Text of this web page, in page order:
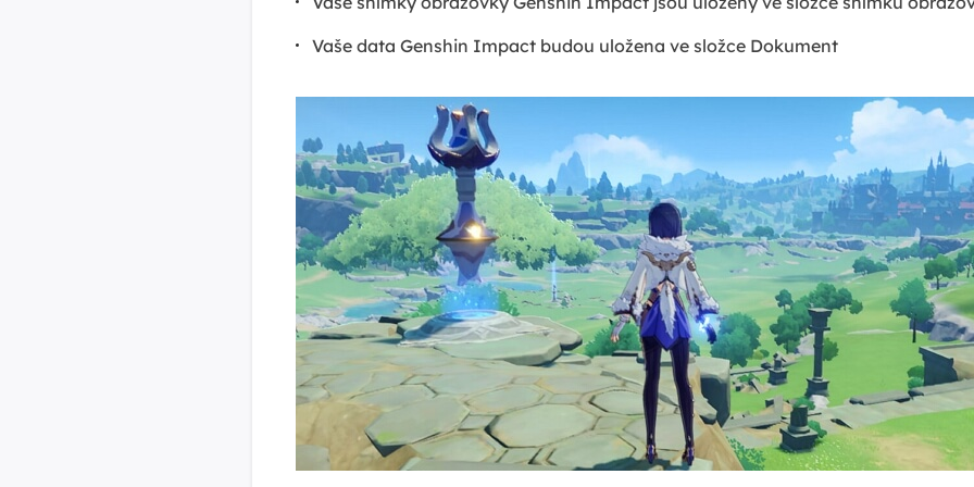
Vaše data Genshin Impact budou uložena ve složce Dokument